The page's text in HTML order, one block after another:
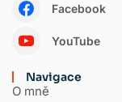
Facebook
YouTube
Navigace
O mně